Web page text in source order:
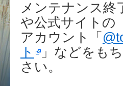
メンテナンス終
や公式サイトの
アカウント「
ト
」などをも
さい。